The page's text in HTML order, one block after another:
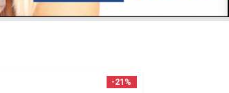
-21%